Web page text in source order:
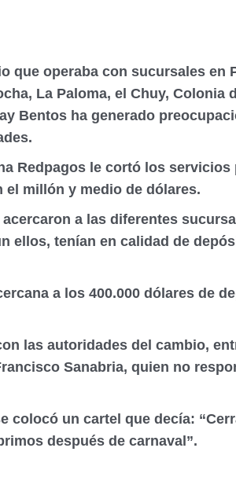
que operaba con sucursales en
La Paloma, el Chuy, Colonia
Bentos ha generado
Redpagos le cortó los servicios
el millón y medio de dólares.
a las diferentes
ellos, tenían en calidad de
a los 400.000 dólares de
las autoridades del cambio,
Sanabria, quien no
colocó un cartel que decía:
después de carnaval”.